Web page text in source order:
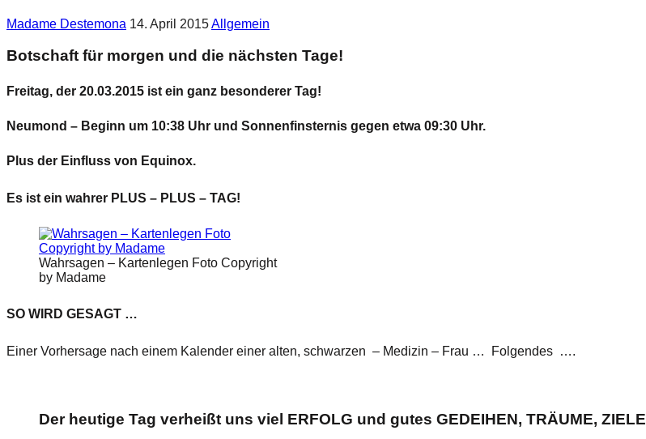
Madame Destemona 14. April 2015Allgemein
Botschaft für morgen und die nächsten Tage!
Freitag, der 20.03.2015 ist ein ganz besonderer Tag!
Neumond – Beginn um 10:38 Uhr und Sonnenfinsternis gegen etwa 09:30 Uhr.
Plus der Einfluss von Equinox.
Es ist ein wahrer PLUS – PLUS – TAG!
Wahrsagen – Kartenlegen Foto Copyright
by Madame
SO WIRD GESAGT …
Einer Vorhersage nach einem Kalender einer alten, schwarzen – Medizin – Frau … Folgendes ….
Der heutige Tag verheißt uns viel ERFOLG und gutes GEDEIHEN, TRÄUME, ZIELE